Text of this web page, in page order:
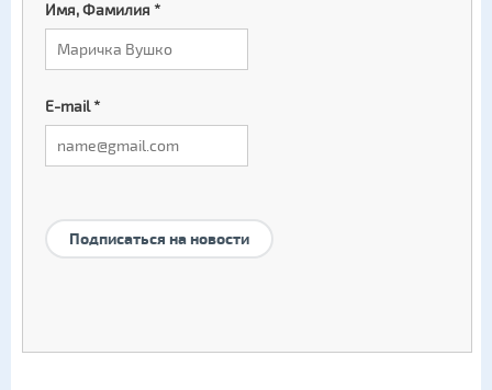
Имя, Фамилия *
E-mail*
Подписаться на новости